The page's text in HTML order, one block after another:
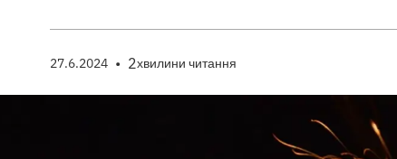
27.6.2024 • 2хвилини читання